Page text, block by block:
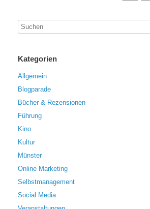
Kategorien
Allgemein
Blogparade
Bücher & Rezensionen
Führung
Kino
Kultur
Münster
Online Marketing
Selbstmanagement
Social Media